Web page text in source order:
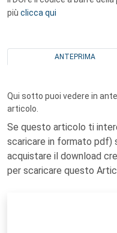
più clicca qui
ANTEPRIMA
Qui sotto puoi vedere in
articolo.
Se questo articolo ti
scaricare in formato pdf)
acquistare il download
per scaricare questo